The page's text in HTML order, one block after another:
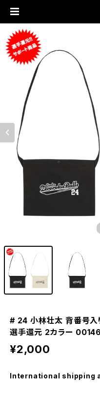
# 24 小林壮太 背番号入
選手還元 2カラー
¥2,000
International shipping